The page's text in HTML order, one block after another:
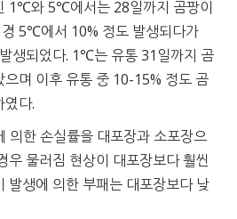
1℃와 5℃에서는 28일까지 곰팡이
5℃에서 10% 정도 발생되다가
생되었다. 1℃는 유통 31일까지 곰
며 이후 유통 중 10-15% 정도 곰
였다.
의한 손실률을 대포장과 소포장으
우 물러짐 현상이 대포장보다 훨씬
발생에 의한 부패는 대포장보다 낮